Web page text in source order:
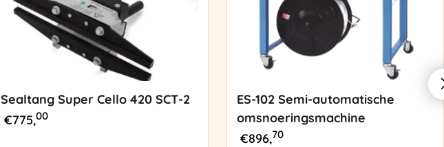
Sealtang Super Cello 420 SCT-2
€775,00
ES-102 Semi-automatische
omsnoeringsmachine
€896,70